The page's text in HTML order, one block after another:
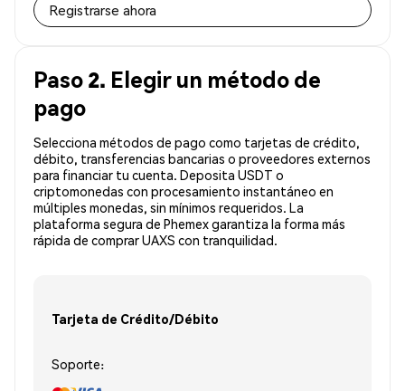
Registrarse ahora
Paso 2. Elegir un método de
pago
Selecciona métodos de pago como tarjetas de crédito,
débito, transferencias bancarias o proveedores externos
para financiar tu cuenta. Deposita USDT o
criptomonedas con procesamiento instantáneo en
múltiples monedas, sin mínimos requeridos. La
plataforma segura de Phemex garantiza la forma más
rápida de comprar UAXS con tranquilidad.
Tarjeta de Crédito/Débito
Soporte: